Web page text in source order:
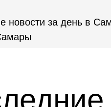
новости за день в